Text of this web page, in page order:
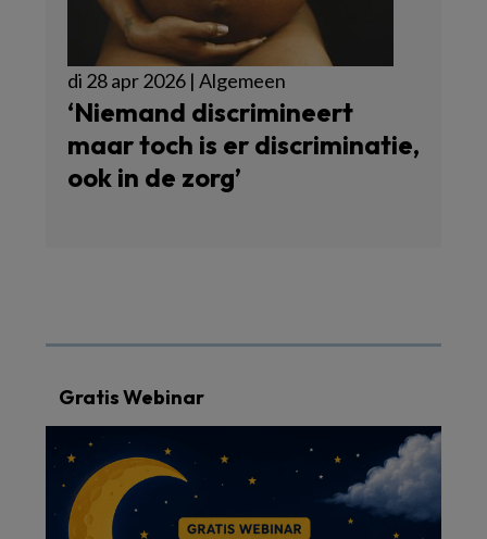
di 28 apr 2026 | Algemeen
‘Niemand discrimineert
maar toch is er discriminatie,
ook in de zorg’
Gratis Webinar